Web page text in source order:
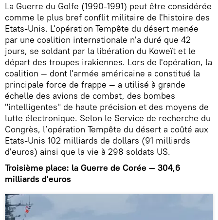
La Guerre du Golfe (1990-1991) peut être considérée
comme le plus bref conflit militaire de l'histoire des
Etats-Unis. L'opération Tempête du désert menée
par une coalition internationale n'a duré que 42
jours, se soldant par la libération du Koweït et le
départ des troupes irakiennes. Lors de l'opération, la
coalition — dont l'armée américaine a constitué la
principale force de frappe — a utilisé à grande
échelle des avions de combat, des bombes
"intelligentes" de haute précision et des moyens de
lutte électronique. Selon le Service de recherche du
Congrès, l’opération Tempête du désert a coûté aux
Etats-Unis 102 milliards de dollars (91 milliards
d'euros) ainsi que la vie à 298 soldats US.
Troisième place: la Guerre de Corée — 304,6
milliards d'euros